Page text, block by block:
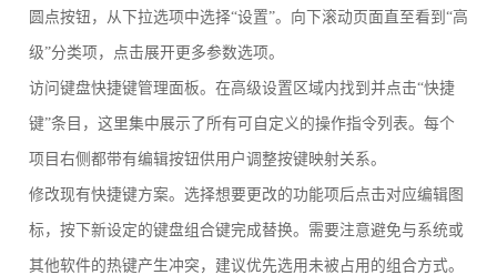
圆点按钮，从下拉选项中选择“设置”。向下滚动页面直至看到“高
级”分类项，点击展开更多参数选项。
访问键盘快捷键管理面板。在高级设置区域内找到并点击“快捷
键”条目，这里集中展示了所有可自定义的操作指令列表。每个
项目右侧都带有编辑按钮供用户调整按键映射关系。
修改现有快捷键方案。选择想要更改的功能项后点击对应编辑图
标，按下新设定的键盘组合键完成替换。需要注意避免与系统或
其他软件的热键产生冲突，建议优先选用未被占用的组合方式。